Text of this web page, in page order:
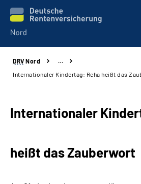
Aktuelles
Presse
DRV Nord
…
Internationaler Kindertag: Reha heißt das
Internationaler
heißt das Zauberwort